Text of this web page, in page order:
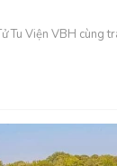
Tu Viện VBH cùng